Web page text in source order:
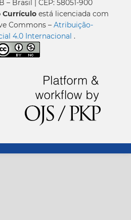
– Brasil | CEP: 58051-900
Currículo está licenciada com
Commons – Atribuição-
4.0 Internacional .